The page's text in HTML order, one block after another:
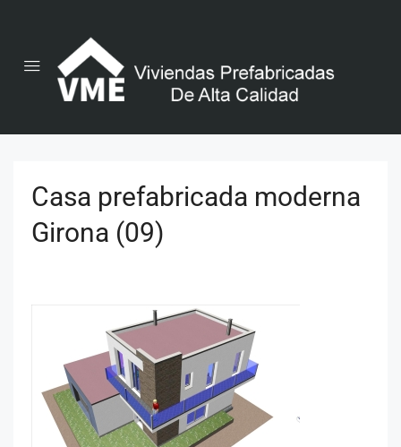
Casa prefabricada moderna
Girona (09)